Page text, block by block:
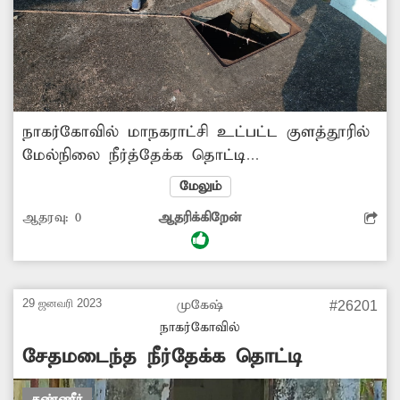
நாகர்கோவில் மாநகராட்சி உட்பட்ட குளத்தூரில்
மேல்நிலை நீர்த்தேக்க தொட்டி
அமைக்கப்பட்டுள்ளது. அந்த தொட்டியின் மூடி
இல்லாமல் திறந்த நிலையில் காணப்படுகிறது.
இதனால், பறவைகள் தொட்டிக்குள்
தஞ்சமடைவதுடன், தண்ணீல் விழுந்து இறக்கும்
அதிகாரிகள் பொதுமக்கள் நலன்கருதி
மேல்நிலை நீர்தேக்கத்தொட்டிக்கு மூடி அமைக்க
நடவடிக்கை எடுக்க வேண்டும். -ஜோஸ்,
குளத்தூர்.
மேலும்
ஆதரவு: 0 ஆதரிக்கிறேன்
29 ஜனவரி 2023
முகேஷ்
நாகர்கோவில்
#26201
சேதமடைந்த நீர்தேக்க தொட்டி